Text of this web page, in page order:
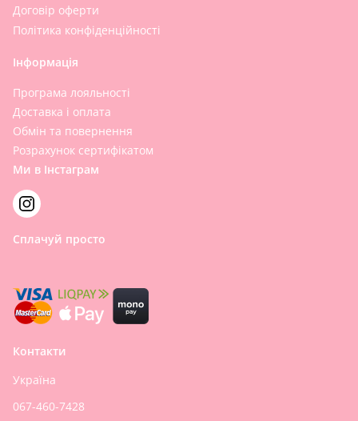
Договір оферти
Політика конфіденційності
Інформація
Програма лояльності
Доставка і оплата
Обмін та повернення
Розрахунок сертифікатом
Ми в Інстаграм
Сплачуй просто
Контакти
Україна
067-460-7428